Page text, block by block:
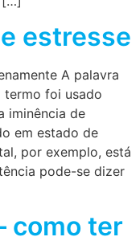
estresse
A palavra
termo foi usado
iminência de
em estado de
por exemplo, está
pode-se dizer
como ter